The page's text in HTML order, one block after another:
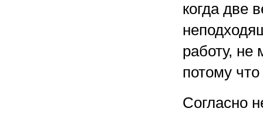
когда две
работу, не
потому
Согласно